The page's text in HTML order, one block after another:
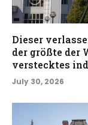
Dieser
der größte der
verstecktes
July 30, 2026